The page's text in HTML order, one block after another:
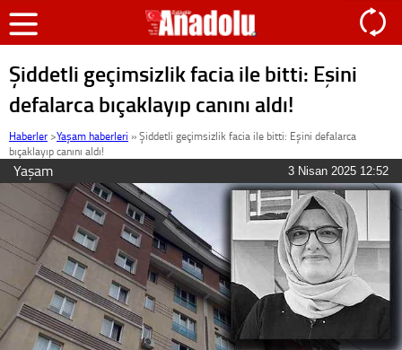
Şiddetli geçimsizlik facia ile bitti: Eşini
defalarca bıçaklayıp canını aldı!
Haberler >Yaşam haberleri »Şiddetli geçimsizlik facia ile bitti: Eşini defalarca
bıçaklayıp canını aldı!
Yaşam 3 Nisan 2025 12:52